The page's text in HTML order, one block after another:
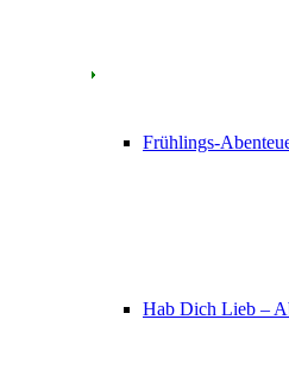
Frühlings-
Hab Dich Lieb –